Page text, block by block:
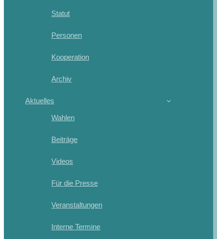
Statut
Personen
Kooperation
Archiv
Aktuelles
Wahlen
Beiträge
Videos
Für die Presse
Veranstaltungen
Interne Termine